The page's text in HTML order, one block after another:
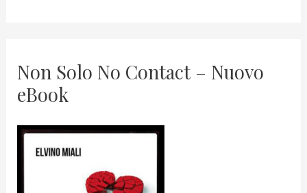
Non Solo No Contact – Nuovo
eBook